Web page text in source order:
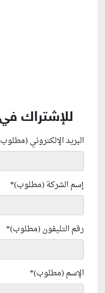
للإشتراك في
البريد الإلكتروني
إسم الشركة (مطلوب)*
رقم التليفون (مطلوب)*
الإسم (مطلوب)*